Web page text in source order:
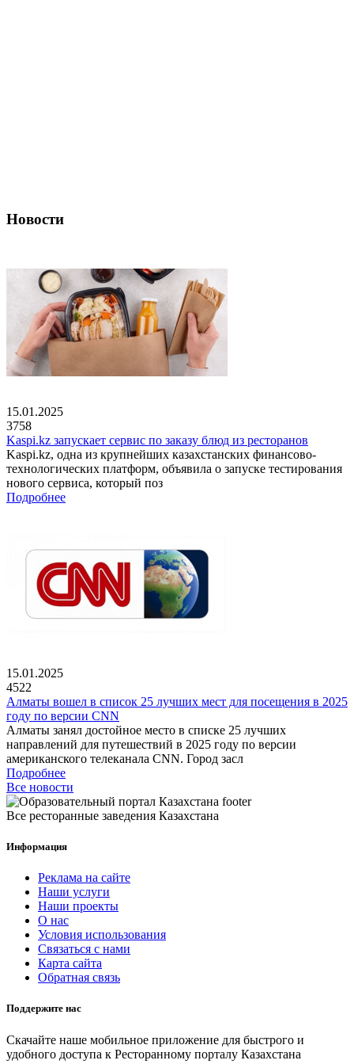
Новости
15.01.2025
3758
Kaspi.kz запускает сервис по заказу блюд из ресторанов
Kaspi.kz, одна из крупнейших казахстанских финансово-
технологических платформ, объявила о запуске тестирования
нового сервиса, который поз
Подробнее
15.01.2025
4522
Алматы вошел в список 25 лучших мест для посещения в 2025
году по версии CNN
Алматы занял достойное место в списке 25 лучших
направлений для путешествий в 2025 году по версии
американского телеканала CNN. Город засл
Подробнее
Все новости
Все ресторанные заведения Казахстана
Информация
Реклама на сайте
Наши услуги
Наши проекты
О нас
Условия использования
Связаться с нами
Карта сайта
Обратная связь
Поддержите нас
Скачайте наше мобильное приложение для быстрого и
удобного доступа к Ресторанному порталу Казахстана